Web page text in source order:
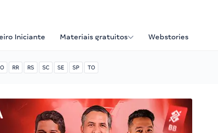
Iniciante Materiais gratuitos Webstories
RR RS SC SE SP TO